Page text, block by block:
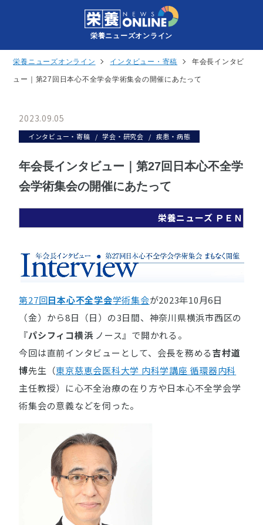
栄養ニューズオンライン
栄養ニューズオンライン インタビュー・寄稿 年会長インタビ
ュー｜第27回日本心不全学会学術集会の開催にあたって
2023.09.05
インタビュー・寄稿 学会・研究会 疾患・病態
年会長インタビュー｜第27回日本心不全学
会学術集会の開催にあたって
栄養ニューズ ＰＥＮ
第27回日本心不全学会学術集会が2023年10月6日
（金）から8日（日）の3日間、神奈川県横浜市西区の
『パシフィコ横浜 ノース』で開かれる。
今回は直前インタビューとして、会長を務める吉村道
博先生（東京慈恵会医科大学 内科学講座 循環器内科
主任教授）に心不全治療の在り方や日本心不全学会学
術集会の意義などを伺った。